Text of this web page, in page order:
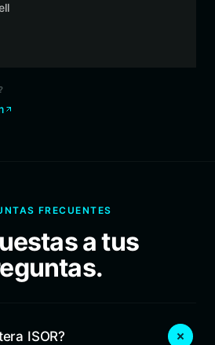
FRECUENTES
a tus
ISOR?